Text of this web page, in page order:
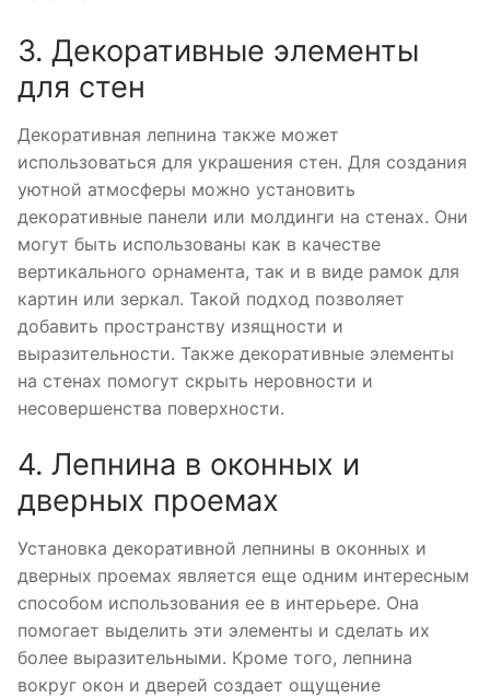
3. Декоративные элементы
для стен
Декоративная лепнина также может
использоваться для украшения стен. Для создания
уютной атмосферы можно установить
декоративные панели или молдинги на стенах. Они
могут быть использованы как в качестве
вертикального орнамента, так и в виде рамок для
картин или зеркал. Такой подход позволяет
добавить пространству изящности и
выразительности. Также декоративные элементы
на стенах помогут скрыть неровности и
несовершенства поверхности.
4. Лепнина в оконных и
дверных проемах
Установка декоративной лепнины в оконных и
дверных проемах является еще одним интересным
способом использования ее в интерьере. Она
помогает выделить эти элементы и сделать их
более выразительными. Кроме того, лепнина
вокруг окон и дверей создает ощущение